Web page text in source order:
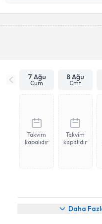
7 Ağu
Cum
8 Ağu
Cmt
Takvim
kapalıdır
Takvim
kapalıdır
Daha
Takvimi Talebi